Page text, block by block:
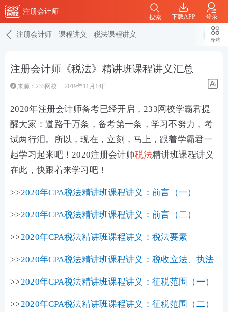
注册会计师
下载APP 登录
搜索
注册会计师 - 课程讲义 - 税法课程讲义
导航
注册会计师《税法》精讲班课程讲义汇总
来源：233网校 2019年11月14日
2020年注册会计师备考已经开启，233网校学霸君提
醒大家：道路千万条，备考第一条，学习不努力，考
试两行泪。所以，现在，立刻，马上，跟着学霸君一
起学习起来吧！2020注册会计师税法精讲班课程讲义
在此，快跟着来学习吧！
>>2020年CPA税法精讲班课程讲义：前言（一）
>>2020年CPA税法精讲班课程讲义：前言（二）
>>2020年CPA税法精讲班课程讲义：税法要素
>>2020年CPA税法精讲班课程讲义：税收立法、执法
>>2020年CPA税法精讲班课程讲义：征税范围（一）
>>2020年CPA税法精讲班课程讲义：征税范围（二）